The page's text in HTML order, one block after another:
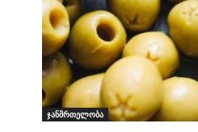
ჯანმრთელობა